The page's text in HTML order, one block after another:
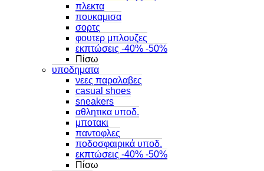
πλεκτα
πουκαμισα
σορτς
φουτερ μπλουζες
εκπτώσεις -40% -50%
Πίσω
υποδηματα
νεες παραλαβες
casual shoes
sneakers
αθλητικα υποδ.
μποτακι
παντοφλες
ποδοσφαιρικά υποδ.
εκπτώσεις -40% -50%
Πίσω